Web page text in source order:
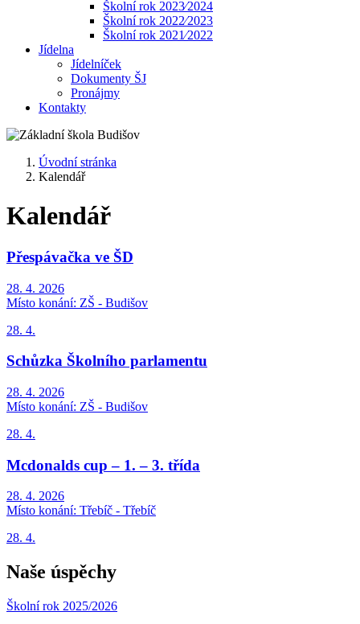
Školní rok 2023⁄2024
Školní rok 2022⁄2023
Školní rok 2021⁄2022
Jídelna
Jídelníček
Dokumenty ŠJ
Pronájmy
Kontakty
Úvodní stránka
Kalendář
Kalendář
Přespávačka ve ŠD
28. 4. 2026
Místo konání: ZŠ - Budišov
28. 4.
Schůzka Školního parlamentu
28. 4. 2026
Místo konání: ZŠ - Budišov
28. 4.
Mcdonalds cup – 1. – 3. třída
28. 4. 2026
Místo konání: Třebíč - Třebíč
28. 4.
Naše úspěchy
Školní rok 2025/2026